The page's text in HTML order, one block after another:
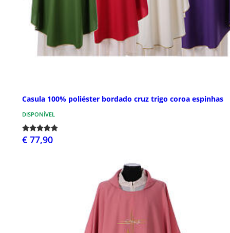
Casula 100% poliéster bordado cruz trigo coroa espinhas
DISPONÍVEL
€ 77,90